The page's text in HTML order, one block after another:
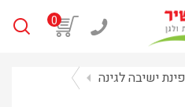
0
פינת ישיבה לגינה arrow_left